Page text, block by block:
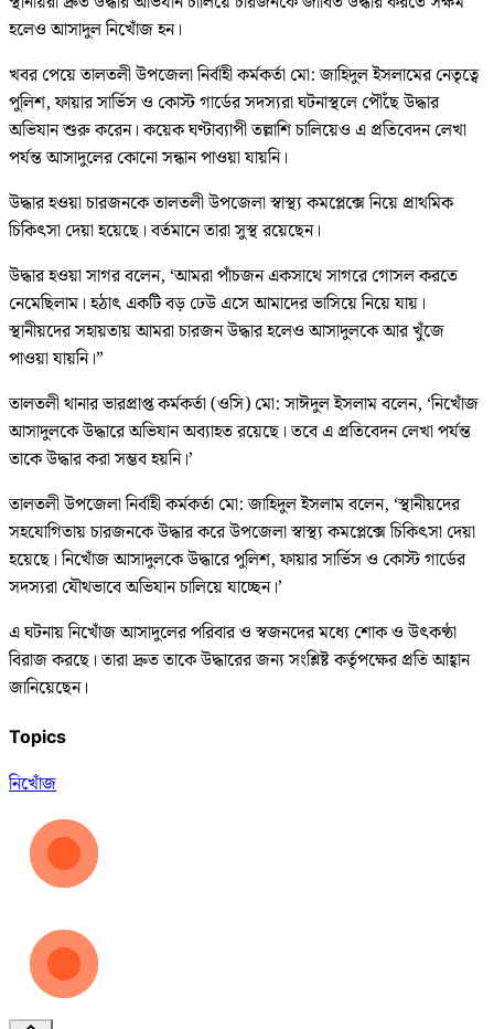
হলেও আসাদুল নিখোঁজ হন।
খবর পেয়ে তালতলী উপজেলা নির্বাহী কর্মকর্তা মো: জাহিদুল ইসলামের নেতৃত্বে
পুলিশ, ফায়ার সার্ভিস ও কোস্ট গার্ডের সদস্যরা ঘটনাস্থলে পৌঁছে উদ্ধার
অভিযান শুরু করেন। কয়েক ঘণ্টাব্যাপী তল্লাশি চালিয়েও এ প্রতিবেদন লেখা
পর্যন্ত আসাদুলের কোনো সন্ধান পাওয়া যায়নি।
উদ্ধার হওয়া চারজনকে তালতলী উপজেলা স্বাস্থ্য কমপ্লেক্সে নিয়ে প্রাথমিক
চিকিৎসা দেয়া হয়েছে। বর্তমানে তারা সুস্থ রয়েছেন।
উদ্ধার হওয়া সাগর বলেন, ‘আমরা পাঁচজন একসাথে সাগরে গোসল করতে
নেমেছিলাম। হঠাৎ একটি বড় ঢেউ এসে আমাদের ভাসিয়ে নিয়ে যায়।
স্থানীয়দের সহায়তায় আমরা চারজন উদ্ধার হলেও আসাদুলকে আর খুঁজে
পাওয়া যায়নি।”
তালতলী থানার ভারপ্রাপ্ত কর্মকর্তা (ওসি) মো: সাঈদুল ইসলাম বলেন, ‘নিখোঁজ
আসাদুলকে উদ্ধারে অভিযান অব্যাহত রয়েছে। তবে এ প্রতিবেদন লেখা পর্যন্ত
তাকে উদ্ধার করা সম্ভব হয়নি।’
তালতলী উপজেলা নির্বাহী কর্মকর্তা মো: জাহিদুল ইসলাম বলেন, ‘স্থানীয়দের
সহযোগিতায় চারজনকে উদ্ধার করে উপজেলা স্বাস্থ্য কমপ্লেক্সে চিকিৎসা দেয়া
হয়েছে। নিখোঁজ আসাদুলকে উদ্ধারে পুলিশ, ফায়ার সার্ভিস ও কোস্ট গার্ডের
সদস্যরা যৌথভাবে অভিযান চালিয়ে যাচ্ছেন।’
এ ঘটনায় নিখোঁজ আসাদুলের পরিবার ও স্বজনদের মধ্যে শোক ও উৎকণ্ঠা
বিরাজ করছে। তারা দ্রুত তাকে উদ্ধারের জন্য সংশ্লিষ্ট কর্তৃপক্ষের প্রতি আহ্বান
জানিয়েছেন।
Topics
নিখোঁজ